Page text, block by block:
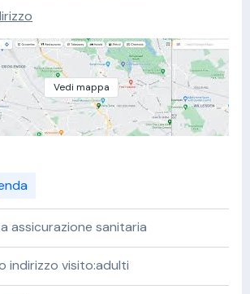
Vedi mappa
assicurazione sanitaria
indirizzo visito:adulti